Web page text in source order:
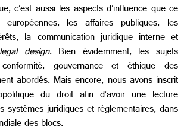
c’est aussi les aspects d’influence que ce
les affaires publiques, les
la communication juridique interne et
legal design. Bien évidemment, les sujets
conformité, gouvernance et éthique des
abordés. Mais encore, nous avons inscrit
du droit afin d’avoir une lecture
systèmes juridiques et règlementaires, dans
des blocs.